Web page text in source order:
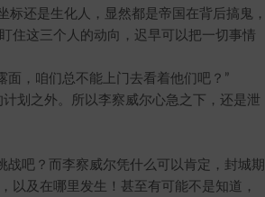
还是生化人，显然都是帝国在背后搞鬼，
住这三个人的动向，迟早可以把一切事情
，咱们总不能上门去看着他们吧？”
划之外。所以李察威尔心急之下，还是泄
吧？而李察威尔凭什么可以肯定，封城期
以及在哪里发生！甚至有可能不是知道，